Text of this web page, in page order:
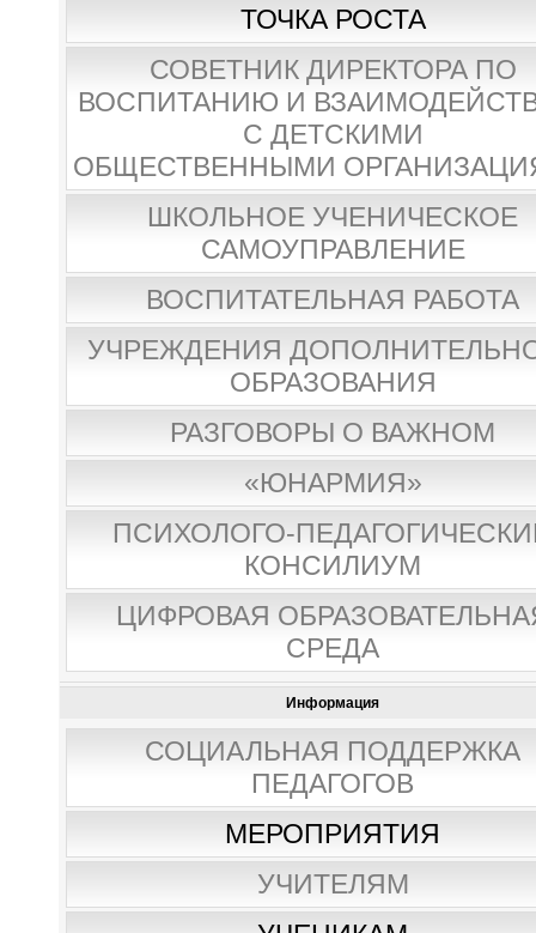
ТОЧКА РОСТА
СОВЕТНИК ДИРЕКТОРА ПО
ВОСПИТАНИЮ И
С ДЕТСКИМИ
ОБЩЕСТВЕННЫМИ
ШКОЛЬНОЕ УЧЕНИЧЕСКОЕ
САМОУПРАВЛЕНИЕ
ВОСПИТАТЕЛЬНАЯ РАБОТА
УЧРЕЖДЕНИЯ
ОБРАЗОВАНИЯ
РАЗГОВОРЫ О ВАЖНОМ
«ЮНАРМИЯ»
ПСИХОЛОГО-
КОНСИЛИУМ
ЦИФРОВАЯ
СРЕДА
Информация
СОЦИАЛЬНАЯ ПОДДЕРЖКА
ПЕДАГОГОВ
МЕРОПРИЯТИЯ
УЧИТЕЛЯМ